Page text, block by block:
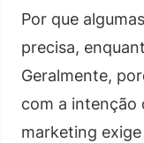
Por que
precisa,
Geralmente,
com a intenção
marketing